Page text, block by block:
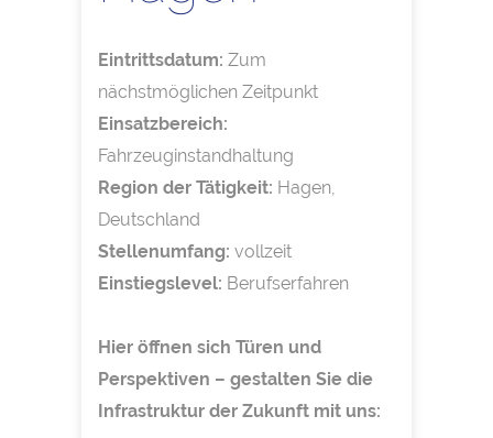
Eintrittsdatum: Zum
nächstmöglichen Zeitpunkt
Einsatzbereich:
Fahrzeuginstandhaltung
Region der Tätigkeit: Hagen,
Deutschland
Stellenumfang: vollzeit
Einstiegslevel: Berufserfahren
Hier öffnen sich Türen und
Perspektiven – gestalten Sie die
Infrastruktur der Zukunft mit uns: